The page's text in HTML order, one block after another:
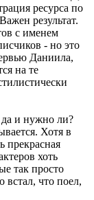
ресурса по
результат.
с именем
- но это
Даниила,
на те
и нужно ли?
Хотя в
прекрасная
хоть
так просто
встал, что поел,